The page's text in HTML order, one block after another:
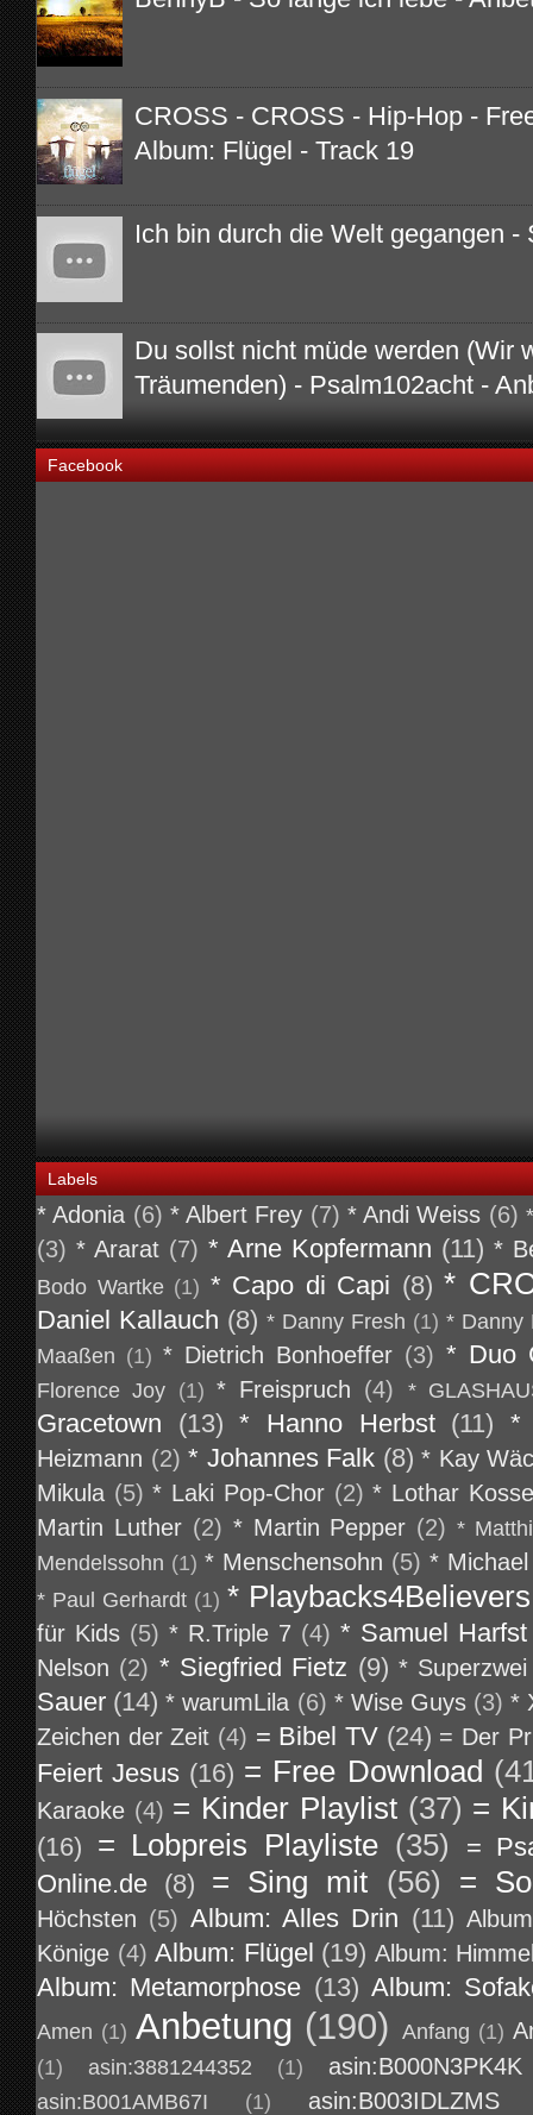
CROSS - CROSS - Hip-Hop -
Album: Flügel - Track 19
Ich bin durch die Welt gegangen
Du sollst nicht müde werden (Wir
Träumenden) - Psalm102acht -
Facebook
Labels
* Adonia (6) * Albert Frey (7) * Andi Weiss (6)
(3) * Ararat (7) * Arne Kopfermann (11) *
Bodo Wartke (1) * Capo di Capi (8) *
Daniel Kallauch (8) * Danny Fresh (1) * Danny
Maaßen (1) * Dietrich Bonhoeffer (3) * Duo
Florence Joy (1) * Freispruch (4) *
Gracetown (13) * Hanno Herbst (11) *
Heizmann (2) * Johannes Falk (8) * Kay
Mikula (5) * Laki Pop-Chor (2) * Lothar Kosse
Martin Luther (2) * Martin Pepper (2) *
Mendelssohn (1) * Menschensohn (5) *
* Paul Gerhardt (1) * Playbacks4Believers
für Kids (5) * R.Triple 7 (4) * Samuel Harfst
Nelson (2) * Siegfried Fietz (9) * Superzwei
Sauer (14) * warumLila (6) * Wise Guys (3) *
Zeichen der Zeit (4) = Bibel TV (24) = Der
Feiert Jesus (16) = Free Download
Karaoke (4) = Kinder Playlist (37) =
(16) = Lobpreis Playliste (35)
=
Online.de (8) = Sing mit (56) =
Höchsten (5) Album: Alles Drin (11)
Könige (4) Album: Flügel (19) Album:
Album: Metamorphose (13) Album:
Amen (1) Anbetung (190) Anfang (1)
(1) asin:3881244352 (1) asin:B000N3PK4K
asin:B001AMB67I (1) asin:B003IDLZMS